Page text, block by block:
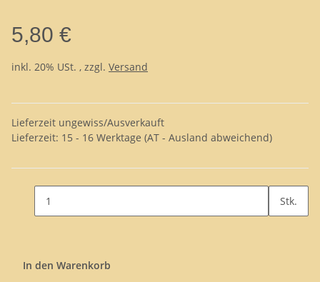
5,80 €
inkl. 20% USt. , zzgl. Versand
Lieferzeit ungewiss/Ausverkauft
Lieferzeit: 15 - 16 Werktage (AT - Ausland abweichend)
Stk.
In den Warenkorb